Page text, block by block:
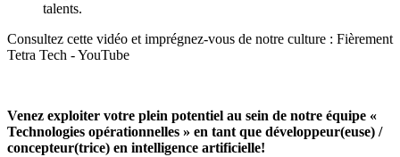
talents.
Consultez cette vidéo et imprégnez-vous de notre culture : Fièrement
Tetra Tech - YouTube
Venez exploiter votre plein potentiel au sein de notre équipe «
Technologies opérationnelles » en tant que développeur(euse) /
concepteur(trice) en intelligence artificielle!